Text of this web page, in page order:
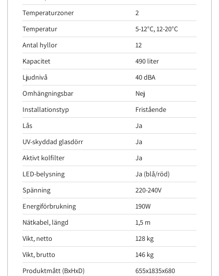
Temperaturzoner
2
Temperatur
5-12°C, 12-20°C
Antal hyllor
12
Kapacitet
490 liter
Ljudnivå
40 dBA
Omhängningsbar
Nej
Installationstyp
Fristående
Lås
Ja
UV-skyddad glasdörr
Ja
Aktivt kolfilter
Ja
LED-belysning
Ja (blå/röd)
Spänning
220-240V
Energiförbrukning
190W
Nätkabel, längd
1,5 m
Vikt, netto
128 kg
Vikt, brutto
146 kg
Produktmått (BxHxD)
655x1835x680